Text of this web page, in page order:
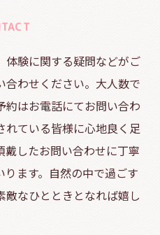
体験に関する疑問などがご
合わせください。大人数で
約はお電話にてお問い合わ
れている皆様に心地良く足
戴したお問い合わせに丁寧
ります。自然の中で過ごす
敵なひとときとなれば嬉し